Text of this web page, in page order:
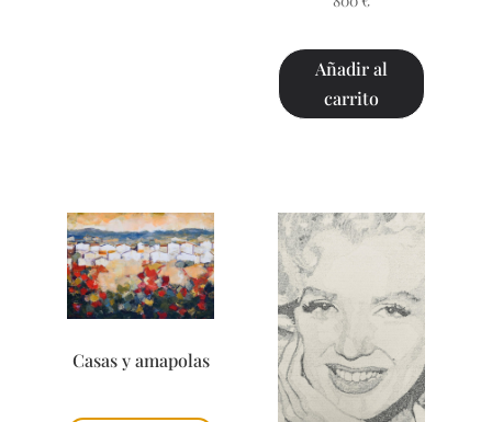
Añadir al
carrito
Casas y amapolas